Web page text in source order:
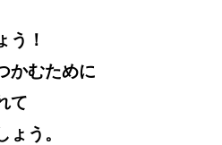
う！
かむために
て
う。